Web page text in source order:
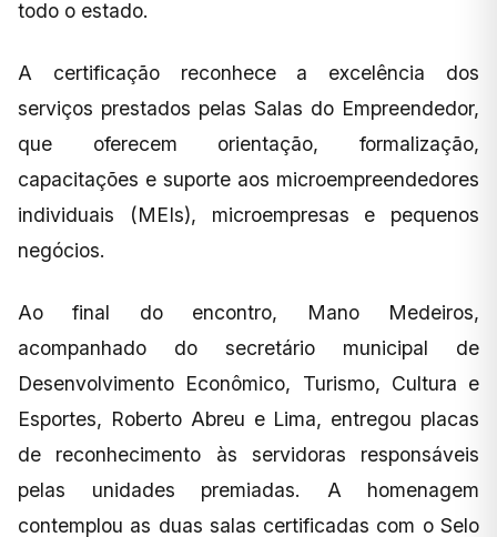
todo o estado.
A certificação reconhece a excelência dos
serviços prestados pelas Salas do Empreendedor,
que oferecem orientação, formalização,
capacitações e suporte aos microempreendedores
individuais (MEIs), microempresas e pequenos
negócios.
Ao final do encontro, Mano Medeiros,
acompanhado do secretário municipal de
Desenvolvimento Econômico, Turismo, Cultura e
Esportes, Roberto Abreu e Lima, entregou placas
de reconhecimento às servidoras responsáveis
pelas unidades premiadas. A homenagem
contemplou as duas salas certificadas com o Selo